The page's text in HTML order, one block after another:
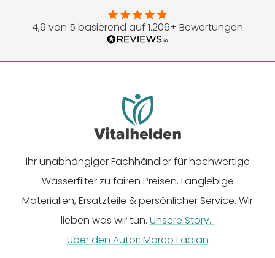
1
gehen
2
gehen
3
gehen
4
gehen
5
gehen
4,9 von 5 basierend auf 1.206+ Bewertungen
Ihr unabhängiger Fachhändler für hochwertige
Wasserfilter zu fairen Preisen. Langlebige
Materialien, Ersatzteile & persönlicher Service. Wir
lieben was wir tun. Unsere Story...
Über den Autor: Marco Fabian